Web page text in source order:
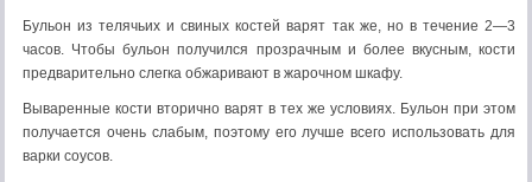
Бульон из телячьих и свиных костей варят так же, но в течение 2—3
часов. Чтобы бульон получился прозрачным и более вкусным, кости
предварительно слегка обжаривают в жарочном шкафу.
Вываренные кости вторично варят в тех же условиях. Бульон при этом
получается очень слабым, поэтому его лучше всего использовать для
варки соусов.